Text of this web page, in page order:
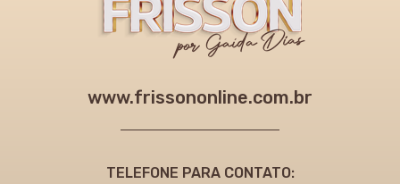
www.frissononline.com.br
TELEFONE PARA CONTATO: